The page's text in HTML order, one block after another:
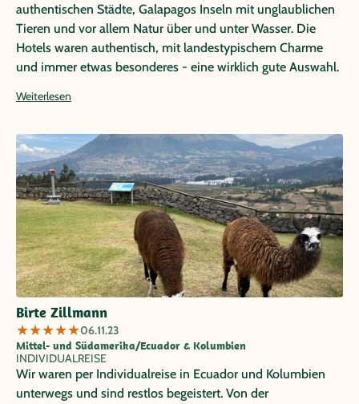
authentischen Städte, Galapagos Inseln mit unglaublichen
Tieren und vor allem Natur über und unter Wasser. Die
Hotels waren authentisch, mit landestypischem Charme
und immer etwas besonderes - eine wirklich gute Auswahl.
waren wir (innerhalb des vorgegebenen Reiseablaufs)
anging. Das war sehr angenehm.
Weiterlesen
Birte Zillmann
★★★★★06.11.23
Mittel- und Südamerika/Ecuador & Kolumbien
INDIVIDUALREISE
Wir waren per Individualreise in Ecuador und Kolumbien
unterwegs und sind restlos begeistert. Von der